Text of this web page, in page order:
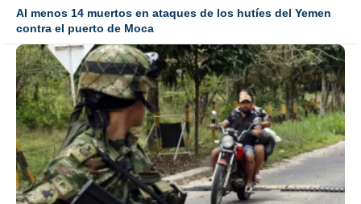
Al menos 14 muertos en ataques de los hutíes del Yemen
contra el puerto de Moca